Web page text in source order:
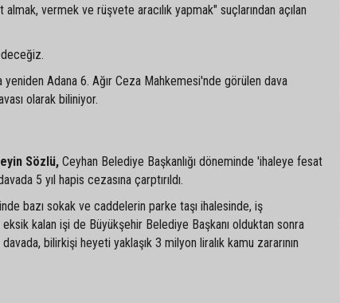
vermek ve rüşvete aracılık yapmak" suçlarından açılan
Adana 6. Ağır Ceza Mahkemesi'nde görülen dava
olarak biliniyor.
Sözlü, Ceyhan Belediye Başkanlığı döneminde 'ihaleye fesat
5 yıl hapis cezasına çarptırıldı.
bazı sokak ve caddelerin parke taşı ihalesinde, iş
kalan işi de Büyükşehir Belediye Başkanı olduktan sonra
bilirkişi heyeti yaklaşık 3 milyon liralık kamu zararının